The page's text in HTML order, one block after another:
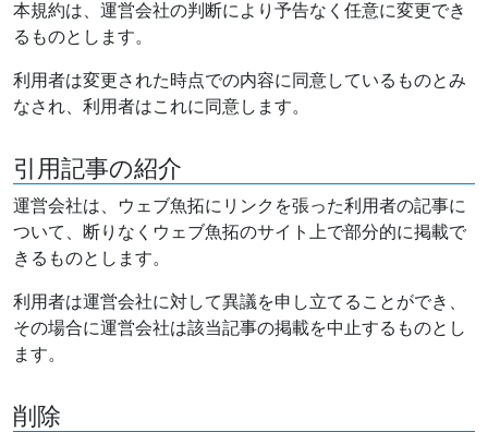
本規約は、運営会社の判断により予告なく任意に変更でき
るものとします。
利用者は変更された時点での内容に同意しているものとみ
なされ、利用者はこれに同意します。
引用記事の紹介
運営会社は、ウェブ魚拓にリンクを張った利用者の記事に
ついて、断りなくウェブ魚拓のサイト上で部分的に掲載で
きるものとします。
利用者は運営会社に対して異議を申し立てることができ、
その場合に運営会社は該当記事の掲載を中止するものとし
ます。
削除